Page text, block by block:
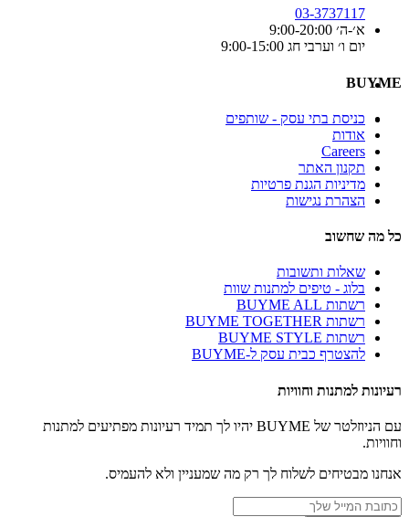
03-3737117
א׳-ה׳ 9:00-20:00
יום ו׳ וערבי חג 9:00-15:00
BUYME
כניסת בתי עסק - שותפים
אודות
Careers
תקנון האתר
מדיניות הגנת פרטיות
הצהרת נגישות
כל מה שחשוב
שאלות ותשובות
בלוג - טיפים למתנות שוות
רשתות BUYME ALL
רשתות BUYME TOGETHER
רשתות BUYME STYLE
להצטרף כבית עסק ל-BUYME
רעיונות למתנות וחוויות
עם הניוזלטר של BUYME יהיו לך תמיד רעיונות מפתיעים למתנות
וחוויות.
אנחנו מבטיחים לשלוח לך רק מה שמעניין ולא להעמיס.